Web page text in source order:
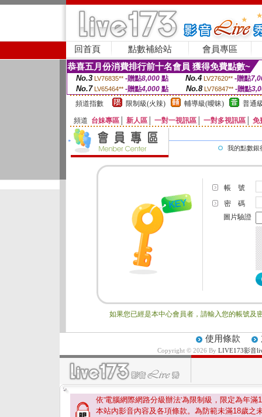
回首頁 點數補給站 會員專區
恭喜五月份消費排行前十名會員 獲得免費點數~
No.3 LV76835** -贈點8,000點 No.4 LV27620** -贈點
No.7 LV65464** -贈點4,000 點 No.8 LV76847** -贈點
頻道指數
限制級(火辣) 輔導級(曖昧) 普通
頻道 台妹專區 新人區 一對一視訊區 一對多視訊區 免
我的點數銀
帳 號
密 碼
圖片驗證
如果您已經是本中心會員者，請輸入您的帳號及
使用條款
Copyright © 2026 By LIVE173影音
依'電腦網際網路分級辦法'為限制級，限定為年滿
本站內影音內容及各項條款。為防範未滿18歲之